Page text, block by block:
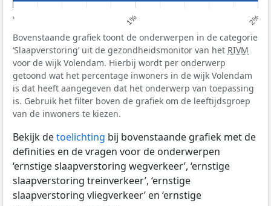
0% 1% 2%
Bovenstaande grafiek toont de onderwerpen in de categorie
‘Slaapverstoring’ uit de gezondheidsmonitor van het RIVM
voor de wijk Volendam. Hierbij wordt per onderwerp
getoond wat het percentage inwoners in de wijk Volendam
is dat heeft aangegeven dat het onderwerp van toepassing
is. Gebruik het filter boven de grafiek om de leeftijdsgroep
van de inwoners te kiezen.
Bekijk detoelichting bij bovenstaande grafiek met de
definities en de vragen voor de onderwerpen
‘ernstige slaapverstoring wegverkeer’, ‘ernstige
slaapverstoring treinverkeer’, ‘ernstige
slaapverstoring vliegverkeer’ en ‘ernstige